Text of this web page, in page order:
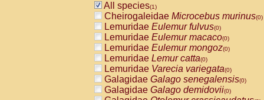
All species(1)
Cheirogaleidae Microcebus murinus(0)
Lemuridae Eulemur fulvus(0)
Lemuridae Eulemur macaco(0)
Lemuridae Eulemur mongoz(0)
Lemuridae Lemur catta(0)
Lemuridae Varecia variegata(0)
Galagidae Galago senegalensis(0)
Galagidae Galago demidovii(0)